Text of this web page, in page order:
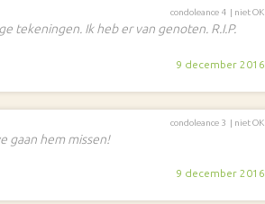
tekeningen. Ik heb er van genoten. R.I.P.
9 december 2016
condoleance 4 |niet OK
gaan hem missen!
9 december 2016
condoleance 3 |niet OK